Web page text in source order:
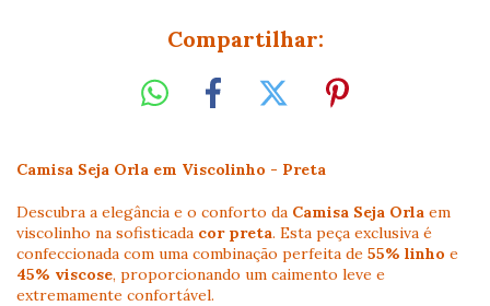
Compartilhar:
Camisa Seja Orla em Viscolinho - Preta
Descubra a elegância e o conforto da Camisa Seja Orla em
viscolinho na sofisticada cor preta. Esta peça exclusiva é
confeccionada com uma combinação perfeita de 55% linho e
45% viscose, proporcionando um caimento leve e
extremamente confortável.